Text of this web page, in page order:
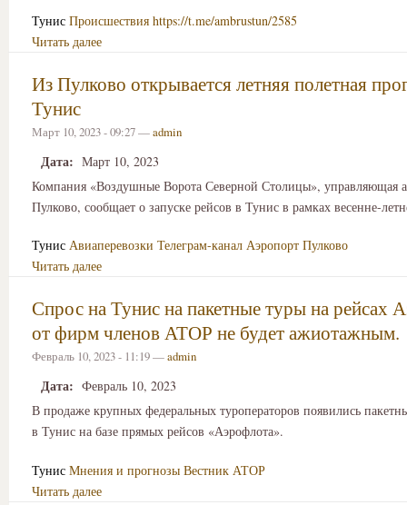
Тунис Происшествия https://t.me/ambrustun/2585
Читать далее
Из Пулково открывается летняя полетная
Тунис
Март 10, 2023 - 09:27 —admin
Дата: Март 10, 2023
Компания «Воздушные Ворота Северной Столицы», управляющая
Пулково, сообщает о запуске рейсов в Тунис в рамках весенне-
Тунис Авиаперевозки Телеграм-канал Аэропорт Пулково
Читать далее
Спрос на Тунис на пакетные туры на рейсах
от фирм членов АТОР не будет ажиотажным.
Февраль 10, 2023 - 11:19 —admin
Дата: Февраль 10, 2023
В продаже крупных федеральных туроператоров появились
в Тунис на базе прямых рейсов «Аэрофлота».
Тунис Мнения и прогнозы Вестник АТОР
Читать далее